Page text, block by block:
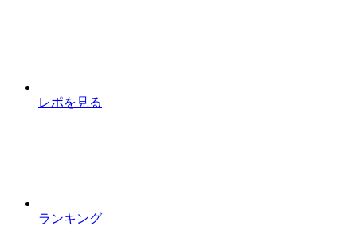
レポを見る
ランキング